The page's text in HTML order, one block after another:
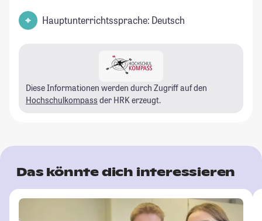
Hauptunterrichtssprache: Deutsch
Diese Informationen werden durch Zugriff auf den
Hochschulkompass der HRK erzeugt.
Das könnte dich interessieren